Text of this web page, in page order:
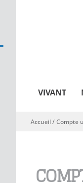
VIVANT
Vous êtes ici
Accueil/Compte